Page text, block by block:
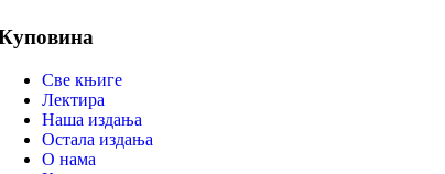
Све књиге
Лектира
Наша издања
Остала издања
О нама